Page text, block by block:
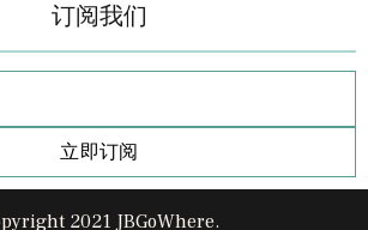
订阅我们
立即订阅
2021 JBGoWhere.